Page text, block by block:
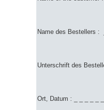
Name des Bestellers :
Unterschrift des
Ort, Datum : _ _ _ _ _